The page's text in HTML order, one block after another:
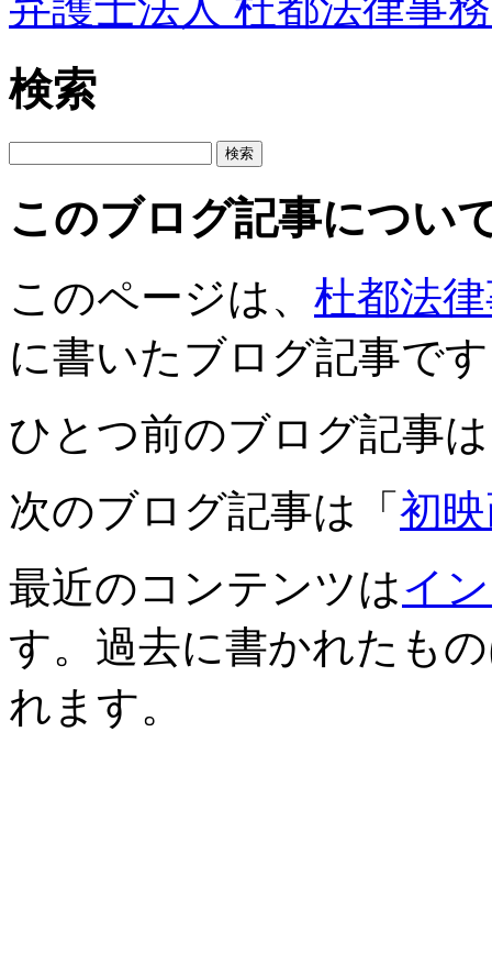
検索
このブログ記事につい
このページは、 杜都法
に書いたブログ記事で
ひとつ前のブログ記事
次のブログ記事は「 初
最近のコンテンツはイ
す。過去に書かれたも
れます。